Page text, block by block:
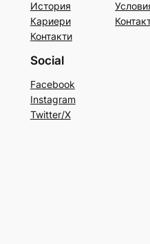
История
Кариери
Контакти
Social
Facebook
Instagram
Twitter/X